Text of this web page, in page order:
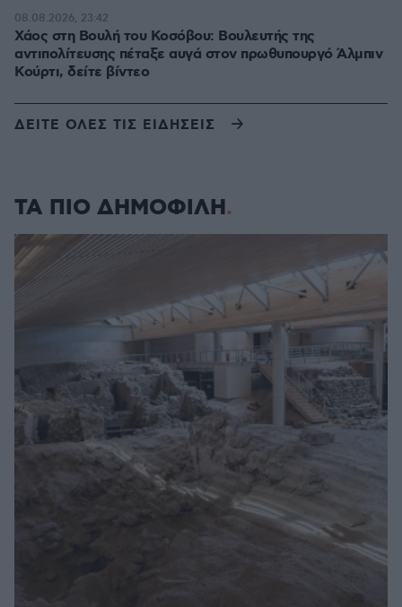
Χάος στη Βουλή του Κοσόβου: Βουλευτής της
αντιπολίτευσης πέταξε αυγά στον πρωθυπουργό Άλμπιν
Κούρτι, δείτε βίντεο
08.08.2026, 23:42
ΔΕΙΤΕ ΟΛΕΣ ΤΙΣ ΕΙΔΗΣΕΙΣ
ΤΑ ΠΙΟ ΔΗΜΟΦΙΛΗ